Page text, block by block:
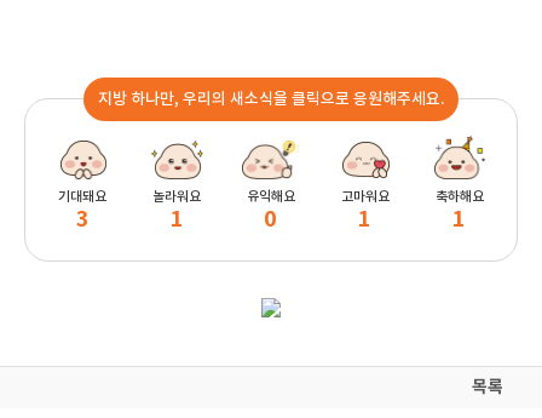
지방 하나만, 우리의 새소식을 클릭으로 응원해주세요.
기대돼요
3
놀라워요
1
유익해요
0
고마워요
1
축하해요
1
목록